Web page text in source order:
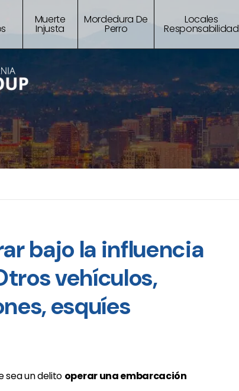
Muerte
Injusta
Mordedura De
Perro
Locales
Responsabilidad
bajo la influencia
vehículos,
esquíes
sea un delito operar una embarcación